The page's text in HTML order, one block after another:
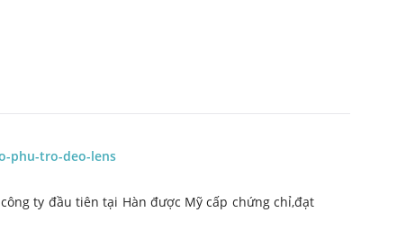
phu-tro-deo-lens
ty đầu tiên tại Hàn được Mỹ cấp chứng chỉ,đạt